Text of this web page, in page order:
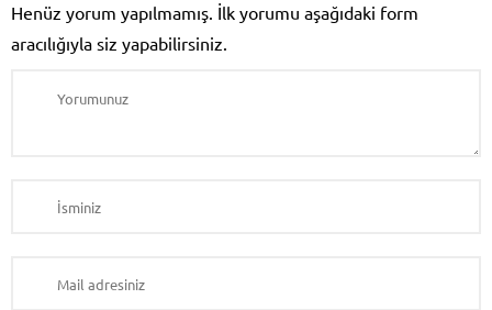
Henüz yorum yapılmamış. İlk yorumu aşağıdaki form
aracılığıyla siz yapabilirsiniz.